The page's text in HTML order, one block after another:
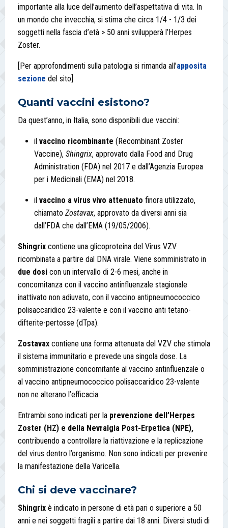
importante alla luce dell’aumento dell’aspettativa di vita. In
un mondo che invecchia, si stima che circa 1/4 - 1/3 dei
soggetti nella fascia d’età > 50 anni svilupperà l’Herpes
Zoster.
[Per approfondimenti sulla patologia si rimanda all’apposita
sezione del sito]
Quanti vaccini esistono?
Da quest’anno, in Italia, sono disponibili due vaccini:
il vaccino ricombinante (Recombinant Zoster
Vaccine), Shingrix, approvato dalla Food and Drug
Administration (FDA) nel 2017 e dall’Agenzia Europea
per i Medicinali (EMA) nel 2018.
il vaccino a virus vivo attenuato finora utilizzato,
chiamato Zostavax, approvato da diversi anni sia
dall’FDA che dall’EMA (19/05/2006).
Shingrix contiene una glicoproteina del Virus VZV
ricombinata a partire dal DNA virale. Viene somministrato in
due dosi con un intervallo di 2-6 mesi, anche in
concomitanza con il vaccino antinfluenzale stagionale
inattivato non adiuvato, con il vaccino antipneumococcico
polisaccaridico 23-valente e con il vaccino anti tetano-
difterite-pertosse (dTpa).
Zostavax contiene una forma attenuata del VZV che stimola
il sistema immunitario e prevede una singola dose. La
somministrazione concomitante al vaccino antinfluenzale o
al vaccino antipneumococcico polisaccaridico 23-valente
non ne alterano l’efficacia.
Entrambi sono indicati per la prevenzione dell’Herpes
Zoster (HZ) e della Nevralgia Post-Erpetica (NPE),
contribuendo a controllare la riattivazione e la replicazione
del virus dentro l’organismo. Non sono indicati per prevenire
la manifestazione della Varicella.
Chi si deve vaccinare?
Shingrix è indicato in persone di età pari o superiore a 50
anni e nei soggetti fragili a partire dai 18 anni. Diversi studi di